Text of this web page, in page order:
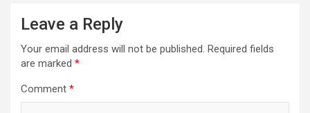
Leave a Reply
Your email address will not be published. Required fields
are marked *
Comment *